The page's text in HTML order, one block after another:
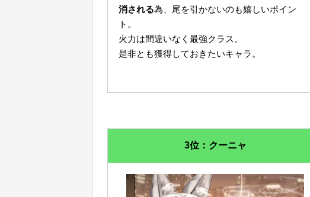
消される為、尾を引かないのも嬉しいポイン
ト。
火力は間違いなく最強クラス。
是非とも獲得しておきたいキャラ。
3位：クーニャ